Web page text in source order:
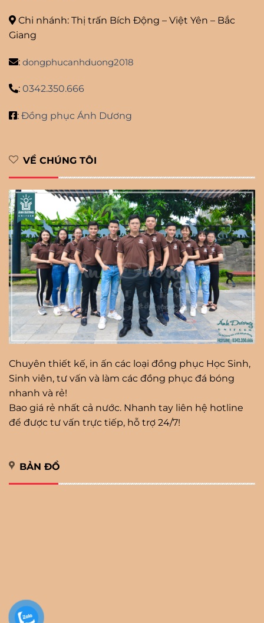
Chi nhánh: Thị trấn Bích Động – Việt Yên – Bắc
Giang
: dongphucanhduong2018
: 0342.350.666
: Đồng phục Ánh Dương
VỀ CHÚNG TÔI
Chuyên thiết kế, in ấn các loại đồng phục Học Sinh,
Sinh viên, tư vấn và làm các đồng phục đá bóng
nhanh và rẻ!
Bao giá rẻ nhất cả nước. Nhanh tay liên hệ hotline
để được tư vấn trực tiếp, hỗ trợ 24/7!
BẢN ĐỒ